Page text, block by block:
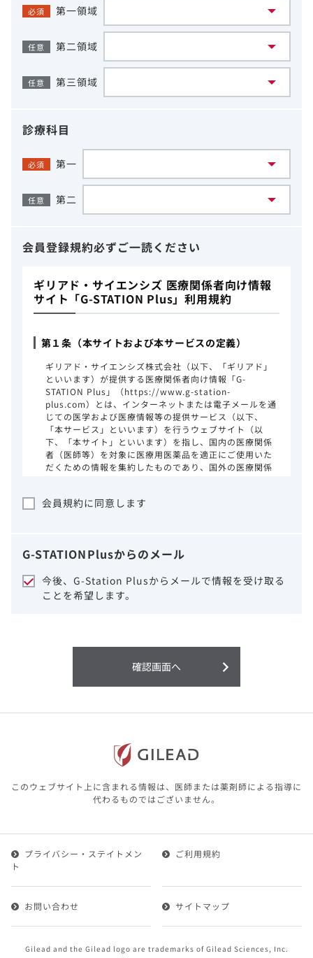
必須 第一領域
任意 第二領域
任意 第三領域
診療科目
必須 第一
任意 第二
会員登録規約必ずご一読ください
ギリアド・サイエンシズ 医療関係者向け情報
サイト「G-STATION Plus」利用規約
第１条（本サイトおよび本サービスの定義）
ギリアド・サイエンシズ株式会社（以下、「ギリアド」
といいます）が提供する医療関係者向け情報「G-
STATION Plus」（https://www.g-station-
plus.com）とは、インターネットまたは電子メールを通
じての医学および医療情報等の提供サービス（以下、
「本サービス」といいます）を行うウェブサイト（以
下、「本サイト」といいます）を指し、国内の医療関係
者（医師等）を対象に医療用医薬品を適正にご使用いた
だくための情報を集約したものであり、国外の医療関係
事項をご熟読いただき、同意された場合のみご利用くだ
ギリアドは、本サイトのコンテンツについて
細心の注意を払い、正確かつ最新の情報を提
供するように努力をしておりますが、正確
性、確実性、妥当性、有用性、ご利用になら
利用することまたは利用できなかったことよ
り生じる損害については一切の責任を負いか
含む）の情報は、その製品またはその製品の
本サイト内の情報は、医師その他医療関係者
が行なうべきアドバイスやサービスを提供す
るものではありません。本サイトに表示され
ている情報は、決して、医師その他医療関係
1.会員とは、医療関係者の方で、本サービスの利用規約
ービスに登録を申し込みギリアドがこれを承認した方を
いいます。
けることができます。
会員規約に同意します
G-STATIONPlusからのメール
今後、G-Station Plusからメールで情報を受け取る
ことを希望します。
確認画面へ
このウェブサイト上に含まれる情報は、医師または薬剤師による指導に
代わるものではございません。
Gilead and the Gilead logo are trademarks of Gilead Sciences, Inc.
プライバシー・ステイトメン
ト
ご利用規約
お問い合わせ サイトマップ